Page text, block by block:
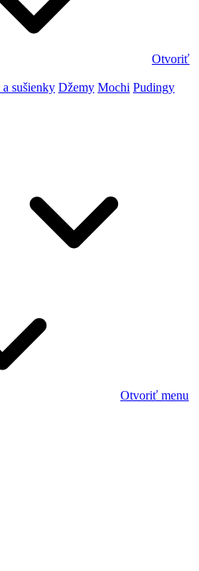
Otvoriť
sušienky Džemy Mochi Pudingy
Otvoriť menu